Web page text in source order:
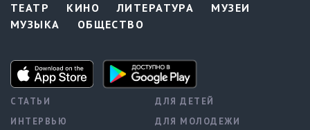
ТЕАТР КИНО ЛИТЕРАТУРА
МУЗЕИ
МУЗЫКА
ОБЩЕСТВО
СТАТЬИ
ИНТЕРВЬЮ
ДЛЯ ДЕТЕЙ
ДЛЯ МОЛОДЕЖИ